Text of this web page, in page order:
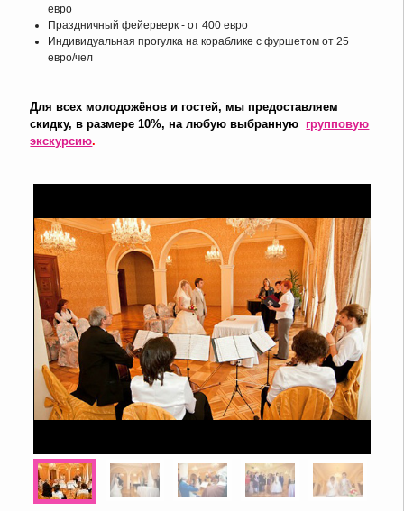
евро
Праздничный фейерверк - от 400 евро
Индивидуальная прогулка на кораблике с фуршетом от 25
евро/чел
Для всех молодожёнов и гостей, мы предоставляем
скидку, в размере 10%, на любую выбранную групповую
экскурсию.